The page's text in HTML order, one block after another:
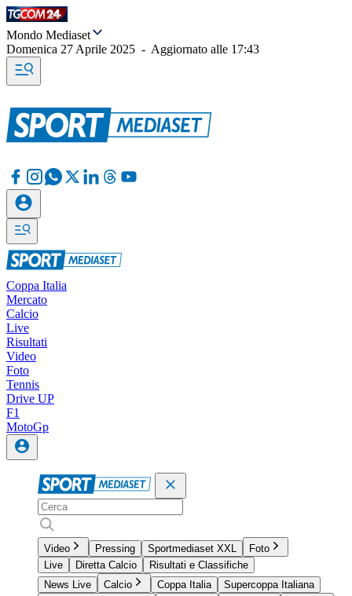
Mondo Mediaset
Domenica 27 Aprile 2025 - Aggiornato alle 17:43
Coppa Italia
Mercato
Calcio
Live
Risultati
Video
Foto
Tennis
Drive UP
F1
MotoGp
Video Pressing Sportmediaset XXL
Foto
Live
Diretta Calcio
Risultati e Classifiche
News Live
Calcio Coppa Italia
Supercoppa Italiana